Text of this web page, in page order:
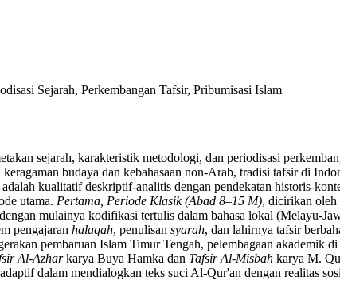
Sejarah, Perkembangan Tafsir, Pribumisasi Islam
sejarah, karakteristik metodologi, dan periodisasi
budaya dan kebahasaan non-Arab, tradisi tafsir di
kualitatif deskriptif-analitis dengan pendekatan historis-
utama. Pertama, Periode Klasik (Abad 8–15 M), dicirikan oleh
mulainya kodifikasi tertulis dalam bahasa lokal (Melayu-
pengajaran halaqah, penulisan syarah, dan lahirnya tafsir
pembaruan Islam Timur Tengah, pelembagaan
Al-Azharkarya Buya Hamka dan Tafsir Al-Misbah karya M.
dalam mendialogkan teks suci Al-Qur'an dengan realitas